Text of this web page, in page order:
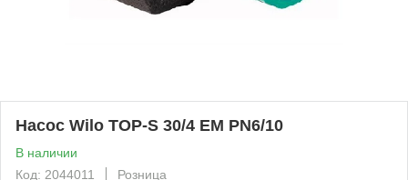
Насос Wilo TOP-S 30/4 EM PN6/10
В наличии
Код: 2044011
Розница